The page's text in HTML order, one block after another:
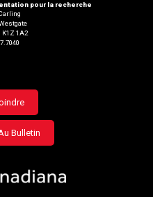
pour la recherche
K1Z 1A2
Bulletin